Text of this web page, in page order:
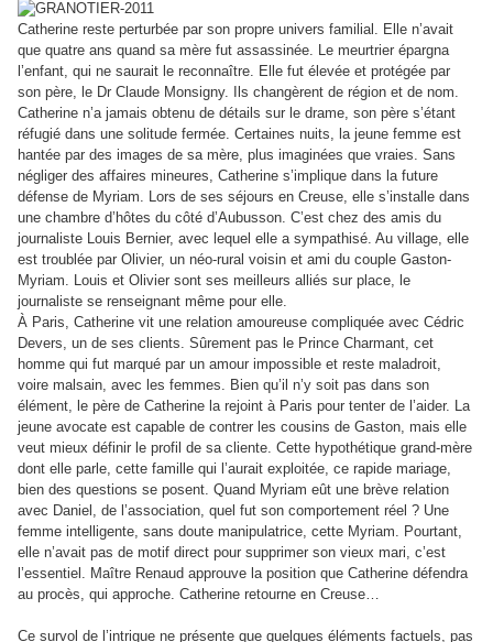
Catherine reste perturbée par son propre univers familial. Elle n’avait
que quatre ans quand sa mère fut assassinée. Le meurtrier épargna
l’enfant, qui ne saurait le reconnaître. Elle fut élevée et protégée par
son père, le Dr Claude Monsigny. Ils changèrent de région et de nom.
Catherine n’a jamais obtenu de détails sur le drame, son père s’étant
réfugié dans une solitude fermée. Certaines nuits, la jeune femme est
hantée par des images de sa mère, plus imaginées que vraies. Sans
négliger des affaires mineures, Catherine s’implique dans la future
défense de Myriam. Lors de ses séjours en Creuse, elle s’installe dans
une chambre d’hôtes du côté d’Aubusson. C’est chez des amis du
journaliste Louis Bernier, avec lequel elle a sympathisé. Au village, elle
est troublée par Olivier, un néo-rural voisin et ami du couple Gaston-
Myriam. Louis et Olivier sont ses meilleurs alliés sur place, le
journaliste se renseignant même pour elle.
À Paris, Catherine vit une relation amoureuse compliquée avec Cédric
Devers, un de ses clients. Sûrement pas le Prince Charmant, cet
homme qui fut marqué par un amour impossible et reste maladroit,
voire malsain, avec les femmes. Bien qu’il n’y soit pas dans son
élément, le père de Catherine la rejoint à Paris pour tenter de l’aider. La
jeune avocate est capable de contrer les cousins de Gaston, mais elle
veut mieux définir le profil de sa cliente. Cette hypothétique grand-mère
dont elle parle, cette famille qui l’aurait exploitée, ce rapide mariage,
bien des questions se posent. Quand Myriam eût une brève relation
avec Daniel, de l’association, quel fut son comportement réel ? Une
femme intelligente, sans doute manipulatrice, cette Myriam. Pourtant,
elle n’avait pas de motif direct pour supprimer son vieux mari, c’est
l’essentiel. Maître Renaud approuve la position que Catherine défendra
au procès, qui approche. Catherine retourne en Creuse…
Ce survol de l’intrigue ne présente que quelques éléments factuels, pas